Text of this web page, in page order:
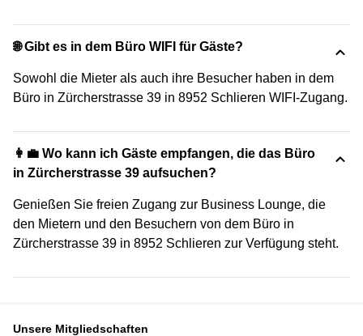
🌐 Gibt es in dem Büro WIFI für Gäste?
Sowohl die Mieter als auch ihre Besucher haben in dem
Büro in Zürcherstrasse 39 in 8952 Schlieren WIFI-Zugang.
👩‍💼 Wo kann ich Gäste empfangen, die das Büro
in Zürcherstrasse 39 aufsuchen?
Genießen Sie freien Zugang zur Business Lounge, die
den Mietern und den Besuchern von dem Büro in
Zürcherstrasse 39 in 8952 Schlieren zur Verfügung steht.
Unsere Mitgliedschaften